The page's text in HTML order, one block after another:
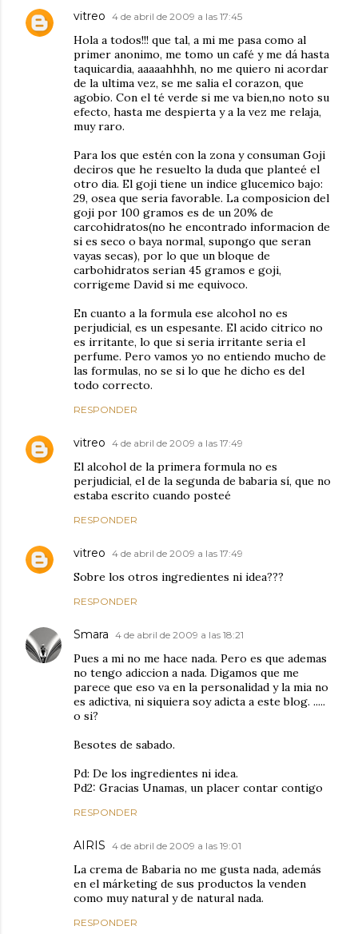
vitreo 4 de abril de 2009 a las 17:45
Hola a todos!!! que tal, a mi me pasa como al
primer anonimo, me tomo un café y me dá hasta
taquicardia, aaaaahhhh, no me quiero ni acordar
de la ultima vez, se me salia el corazon, que
agobio. Con el té verde si me va bien,no noto su
efecto, hasta me despierta y a la vez me relaja,
muy raro.
Para los que estén con la zona y consuman Goji
deciros que he resuelto la duda que planteé el
otro dia. El goji tiene un indice glucemico bajo:
29, osea que seria favorable. La composicion del
goji por 100 gramos es de un 20% de
carcohidratos(no he encontrado informacion de
si es seco o baya normal, supongo que seran
vayas secas), por lo que un bloque de
carbohidratos serian 45 gramos e goji,
corrigeme David si me equivoco.
En cuanto a la formula ese alcohol no es
perjudicial, es un espesante. El acido citrico no
es irritante, lo que si seria irritante seria el
perfume. Pero vamos yo no entiendo mucho de
las formulas, no se si lo que he dicho es del
todo correcto.
RESPONDER
vitreo 4 de abril de 2009 a las 17:49
El alcohol de la primera formula no es
perjudicial, el de la segunda de babaria sí, que no
estaba escrito cuando posteé
RESPONDER
vitreo 4 de abril de 2009 a las 17:49
Sobre los otros ingredientes ni idea???
RESPONDER
Smara 4 de abril de 2009 a las 18:21
Pues a mi no me hace nada. Pero es que ademas
no tengo adiccion a nada. Digamos que me
parece que eso va en la personalidad y la mia no
es adictiva, ni siquiera soy adicta a este blog. .....
o si?
Besotes de sabado.
Pd: De los ingredientes ni idea.
Pd2: Gracias Unamas, un placer contar contigo
RESPONDER
AIRIS 4 de abril de 2009 a las 19:01
La crema de Babaria no me gusta nada, además
en el márketing de sus productos la venden
como muy natural y de natural nada.
RESPONDER